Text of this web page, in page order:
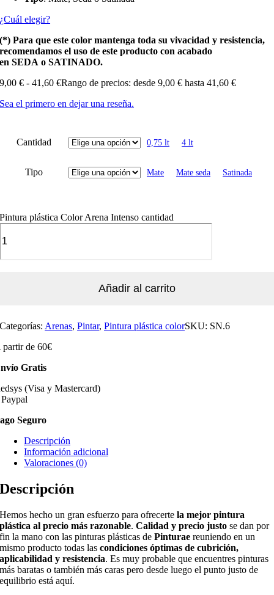
¿Cuál elegir?
(*)Para que este color mantenga toda su vivacidad y resistencia,
recomendamos el uso de este producto con acabado
en SEDA o SATINADO.
9,00€ - 41,60€Rango de precios: desde 9,00 € hasta 41,60 €
Sea el primero en dejar una reseña.
Cantidad 0,75 lt 4 lt
Tipo Mate Mate seda Satinada
Pintura plástica Color Arena Intenso cantidad
Añadir al carrito
Categorías: Arenas,Pintar,Pintura plástica colorSKU: SN.6
partir de 60€
Gratis
(Visa y Mastercard)
Seguro
Descripción
Información adicional
Valoraciones (0)
Descripción
Hemos hecho un gran esfuerzo para ofrecertela mejor pintura
plástica al precio más razonable. Calidad y precio justo se dan por
fin la mano con las pinturas plásticas dePinturae reuniendo en un
mismo producto todas lascondiciones óptimas de cubrición,
aplicabilidad y resistencia. Es muy probable que encuentres pinturas
más baratas o también más caras pero desde luego el punto justo de
equilibrio está aquí.